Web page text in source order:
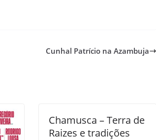
Cunhal Patrício na Azambuja
Chamusca – Terra de
Raizes e tradições